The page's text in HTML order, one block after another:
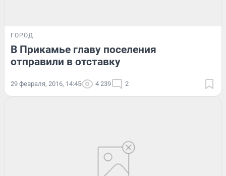
ГОРОД
В Прикамье главу поселения
отправили в отставку
29 февраля, 2016, 14:45 4 239 2